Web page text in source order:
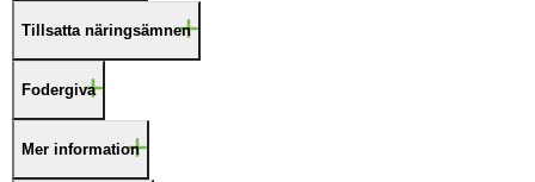
Tillsatta näringsämnen
Fodergiva
Mer information